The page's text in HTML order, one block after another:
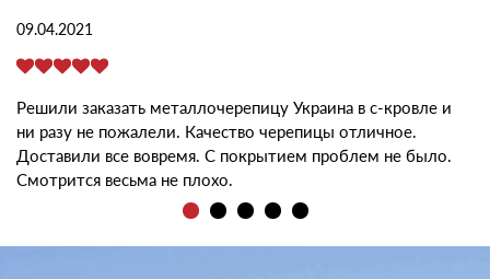
09.04.2021
Решили заказать металлочерепицу Украина в с-кровле и
ни разу не пожалели. Качество черепицы отличное.
Доставили все вовремя. С покрытием проблем не было.
Смотрится весьма не плохо.